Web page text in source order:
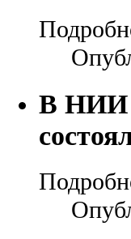
В НИИ